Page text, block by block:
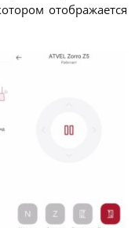
отображается